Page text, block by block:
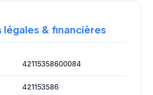
légales & financières
42115358600084
421153586